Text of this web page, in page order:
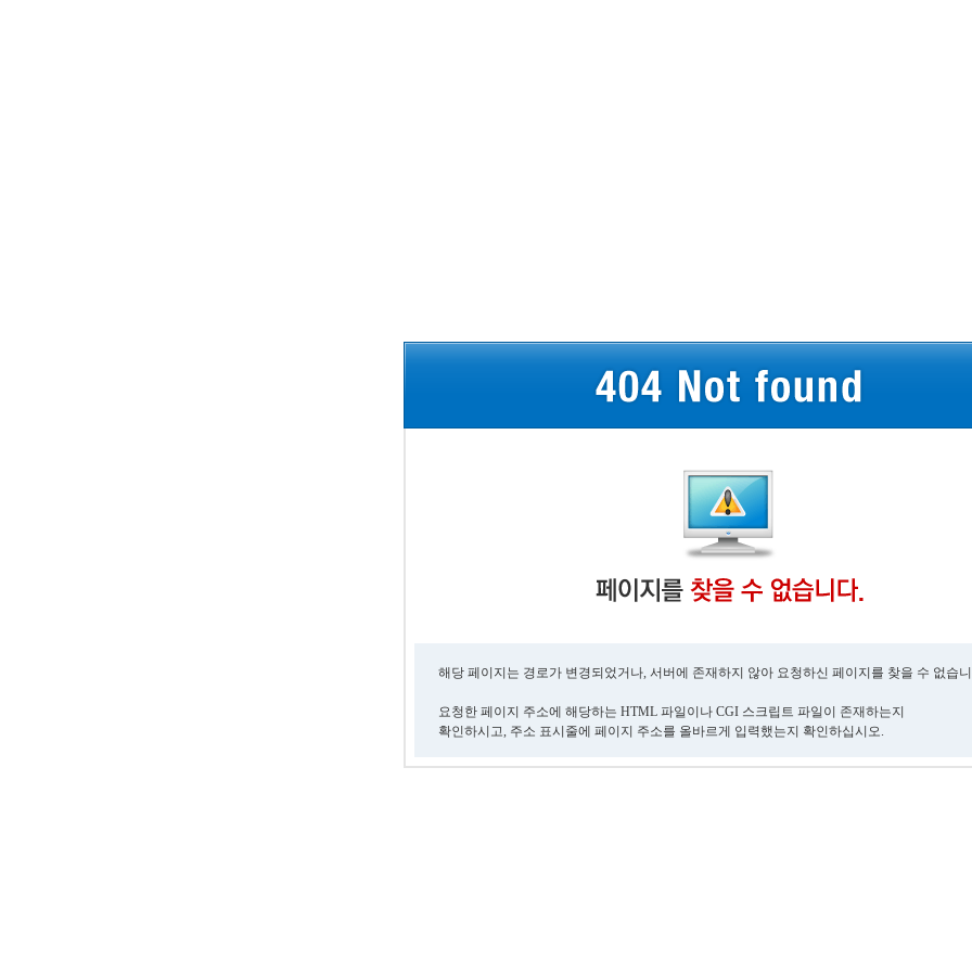
해당 페이지는 경로가 변경되었거나, 서버에 존재하지 않아 요청하신 페이지를 찾을 수 없습
요청한 페이지 주소에 해당하는 HTML 파일이나 CGI 스크립트 파일이 존재하는지
확인하시고, 주소 표시줄에 페이지 주소를 올바르게 입력했는지 확인하십시오.